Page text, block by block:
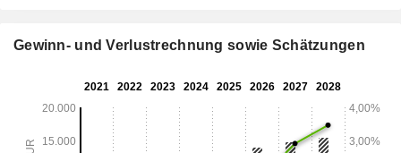
Gewinn- und Verlustrechnung sowie Schätzungen